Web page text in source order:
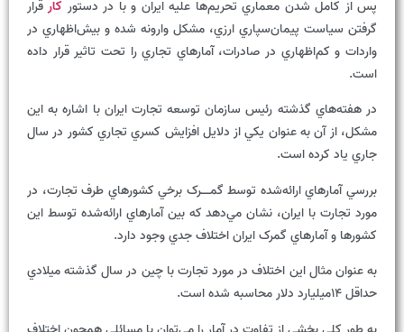
پس از کامل شدن معماري تحريم‌ها عليه ايران و با در دستور کارقرار
گرفتن سياست پيمان‌سپاري ارزي، مشکل وارونه شده و بيش‌اظهاري در
واردات و کم‌اظهاري در صادرات، آمارهاي تجاري را تحت تاثير قرار داده
است.
در هفته‌هاي گذشته رئيس سازمان توسعه تجارت ايران با اشاره به اين
مشکل، از آن به عنوان يکي از دلايل افزايش کسري تجاري کشور در سال
جاري ياد کرده است.
بررسي آمارهاي ارائه‌شده توسط گمـــــرک برخي کشورهاي طرف تجارت، در
مورد تجارت با ايران، نشان مي‌دهد که بين آمارهاي ارائه‌شده توسط اين
کشورها و آمارهاي گمرک ايران اختلاف جدي وجود دارد.
به عنوان مثال اين اختلاف در مورد تجارت با چين در سال گذشته ميلادي
حداقل 14ميليارد دلار محاسبه شده است.